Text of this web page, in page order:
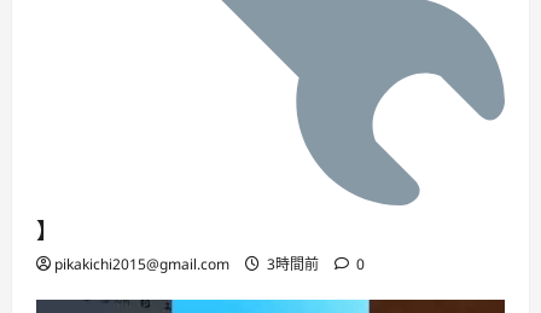
】
pikakichi2015@gmail.com 3時間前 0